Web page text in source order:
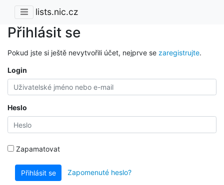
lists.nic.cz
Přihlásit se
Pokud jste si ještě nevytvořili účet, nejprve se zaregistrujte.
Login
Heslo
Zapamatovat
Přihlásit se Zapomenuté heslo?